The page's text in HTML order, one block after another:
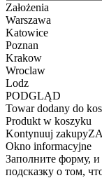
Założenia
Warszawa
Katowice
Poznan
Krakow
Wroclaw
Lodz
PODGLĄD
Towar dodany do
Produkt w koszyku
Kontynuuj zakupy
Okno informacyjne
Заполните форму,
подсказку о том,